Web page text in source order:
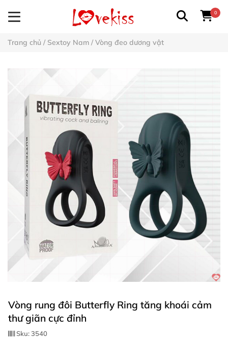
0
Trang chủ / Sextoy Nam / Vòng đeo dương vật
Vòng rung đôi Butterfly Ring tăng khoái cảm
thư giãn cực đỉnh
Sku:3540